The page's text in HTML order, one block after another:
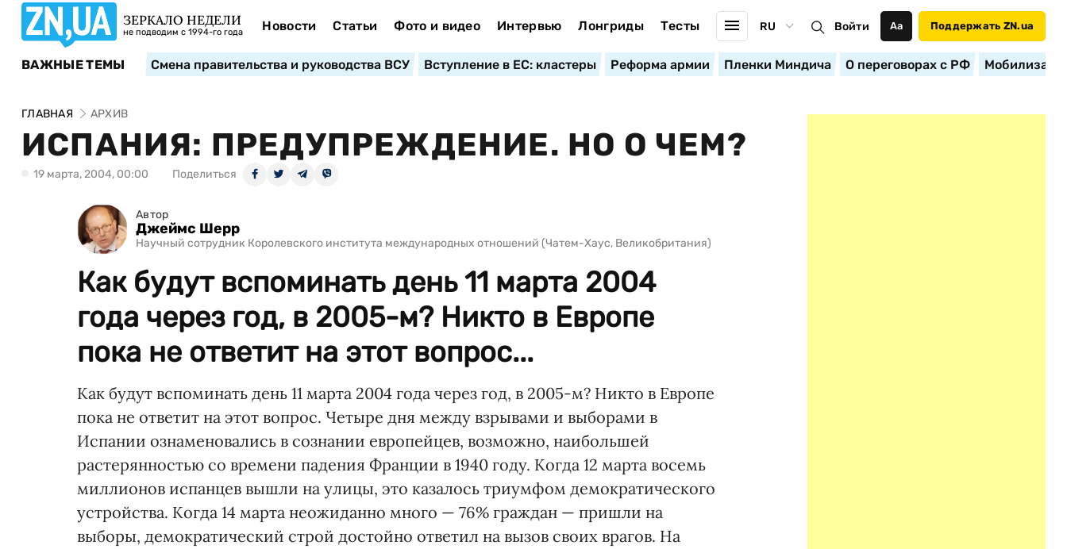
ЗЕРКАЛО НЕДЕЛИ
не подводим с 1994-го года Новости Статьи Фото и видео Интервью Лонгриды Тесты RU Войти Аа Поддержать ZN.ua
ВАЖНЫЕ ТЕМЫ Смена правительства и руководства ВСУ Вступление в ЕС: кластеры Реформа армии Пленки Миндича О переговорах с РФ
ГЛАВНАЯ АРХИВ
ИСПАНИЯ: ПРЕДУПРЕЖДЕНИЕ. НО О ЧЕМ?
19 марта, 2004, 00:00 Поделиться
Автор
Джеймс Шерр
Научный сотрудник Королевского института международных отношений (Чатем-Хаус, Великобритания)
Как будут вспоминать день 11 марта 2004
года через год, в 2005-м? Никто в Европе
пока не ответит на этот вопрос...
Как будут вспоминать день 11 марта 2004 года через год, в 2005-м? Никто в Европе
пока не ответит на этот вопрос. Четыре дня между взрывами и выборами в
Испании ознаменовались в сознании европейцев, возможно, наибольшей
растерянностью со времени падения Франции в 1940 году. Когда 12 марта восемь
миллионов испанцев вышли на улицы, это казалось триумфом демократического
устройства. Когда 14 марта неожиданно много — 76% граждан — пришли на
выборы, демократический строй достойно ответил на вызов своих врагов. На